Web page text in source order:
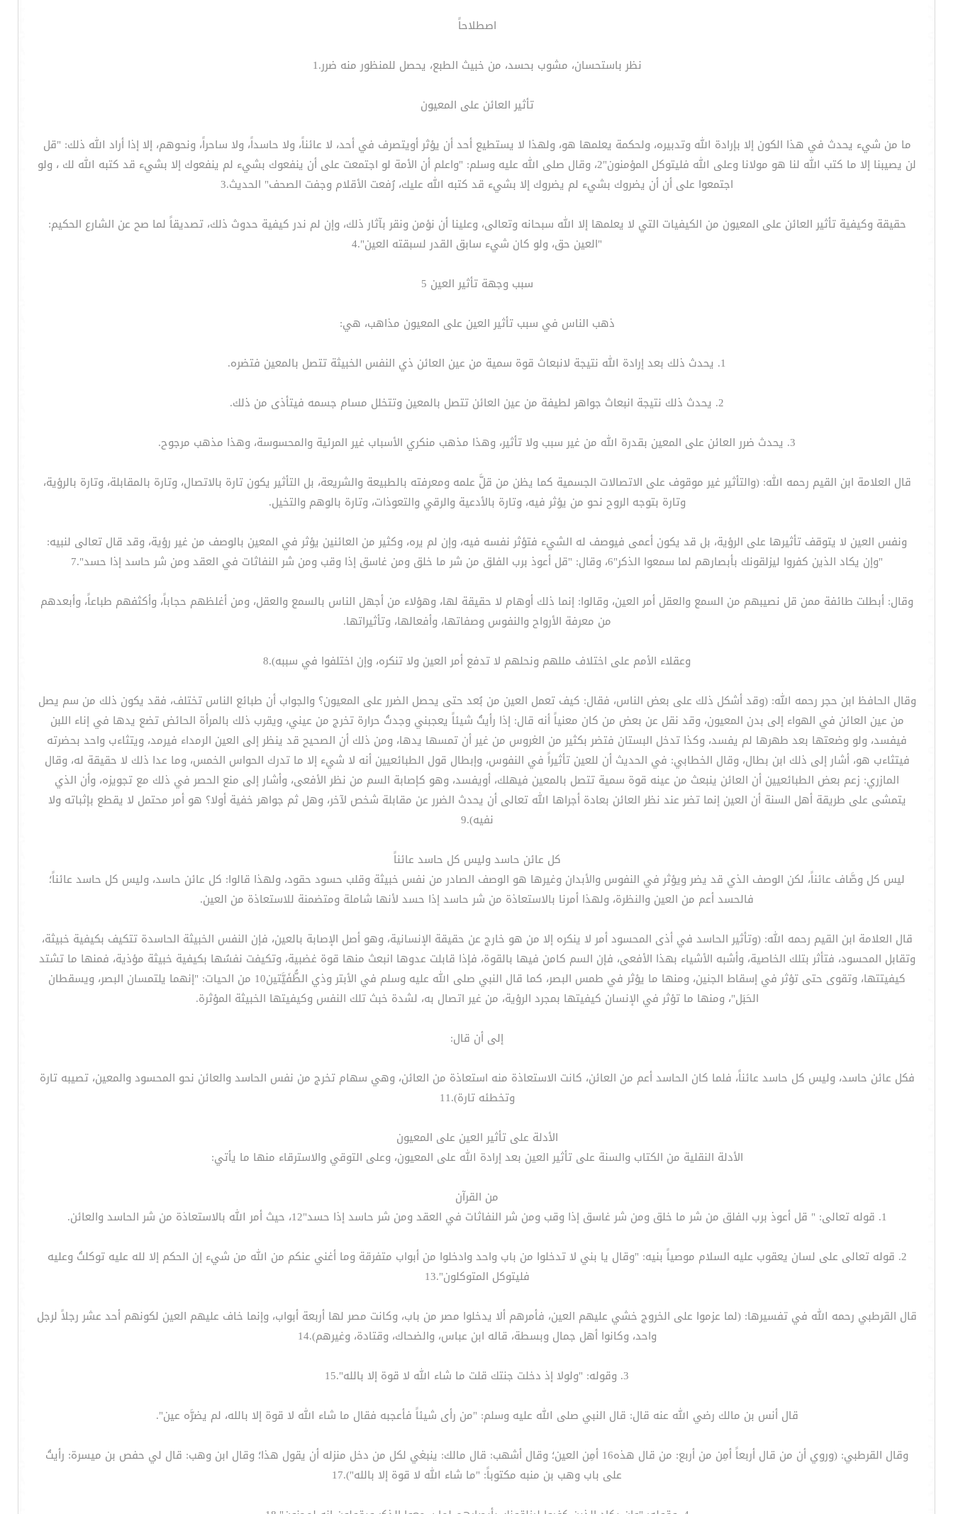
اصطلاحاً
نظر باستحسان، مشوب بحسد، من خبيث الطبع، يحصل للمنظور منه ضرر.1
تأثير العائن على المعيون
ما من شيء يحدث في هذا الكون إلا بإرادة الله وتدبيره، ولحكمة يعلمها هو، ولهذا لا يستطيع أحد أن يؤثر أويتصرف في أحد، لا عائناً، ولا حاسداً، ولا ساحراً، ونحوهم، إلا إذا أراد الله ذلك: "قل
لن يصيبنا إلا ما كتب الله لنا هو مولانا وعلى الله فليتوكل المؤمنون"2، وقال صلى الله عليه وسلم: "واعلم أن الأمة لو اجتمعت على أن ينفعوك بشيء لم ينفعوك إلا بشيء قد كتبه الله لك ، ولو
اجتمعوا على أن أن يضروك بشيء لم يضروك إلا بشيء قد كتبه الله عليك، رُفعت الأقلام وجفت الصحف" الحديث.3
حقيقة وكيفية تأثير العائن على المعيون من الكيفيات التي لا يعلمها إلا الله سبحانه وتعالى، وعلينا أن نؤمن ونقر بآثار ذلك، وإن لم ندر كيفية حدوث ذلك، تصديقاً لما صح عن الشارع الحكيم:
"العين حق، ولو كان شيء سابق القدر لسبقته العين".4
سبب وجهة تأثير العين 5
ذهب الناس في سبب تأثير العين على المعيون مذاهب، هي:
1. يحدث ذلك بعد إرادة الله نتيجة لانبعاث قوة سمية من عين العائن ذي النفس الخبيثة تتصل بالمعين فتضره.
2. يحدث ذلك نتيجة انبعاث جواهر لطيفة من عين العائن تتصل بالمعين وتتخلل مسام جسمه فيتأذى من ذلك.
3. يحدث ضرر العائن على المعين بقدرة الله من غير سبب ولا تأثير، وهذا مذهب منكري الأسباب غير المرئية والمحسوسة، وهذا مذهب مرجوح.
قال العلامة ابن القيم رحمه الله: (والتأثير غير موقوف على الاتصالات الجسمية كما يظن من قلَّ علمه ومعرفته بالطبيعة والشريعة، بل التأثير يكون تارة بالاتصال، وتارة بالمقابلة، وتارة بالرؤية،
وتارة بتوجه الروح نحو من يؤثر فيه، وتارة بالأدعية والرقي والتعوذات، وتارة بالوهم والتخيل.
ونفس العين لا يتوقف تأثيرها على الرؤية، بل قد يكون أعمى فيوصف له الشيء فتؤثر نفسه فيه، وإن لم يره، وكثير من العائنين يؤثر في المعين بالوصف من غير رؤية، وقد قال تعالى لنبيه:
"وإن يكاد الذين كفروا ليزلقونك بأبصارهم لما سمعوا الذكر"6، وقال: "قل أعوذ برب الفلق من شر ما خلق ومن غاسق إذا وقب ومن شر النفاثات في العقد ومن شر حاسد إذا حسد".7
وقال: أبطلت طائفة ممن قل نصيبهم من السمع والعقل أمر العين، وقالوا: إنما ذلك أوهام لا حقيقة لها، وهؤلاء من أجهل الناس بالسمع والعقل، ومن أغلظهم حجاباً، وأكثفهم طباعاً، وأبعدهم
من معرفة الأرواح والنفوس وصفاتها، وأفعالها، وتأثيراتها.
وعقلاء الأمم على اختلاف مللهم ونحلهم لا تدفع أمر العين ولا تنكره، وإن اختلفوا في سببه).8
وقال الحافظ ابن حجر رحمه الله: (وقد أشكل ذلك على بعض الناس، فقال: كيف تعمل العين من بُعد حتى يحصل الضرر على المعيون؟ والجواب أن طبائع الناس تختلف، فقد يكون ذلك من سم يصل
من عين العائن في الهواء إلى بدن المعيون، وقد نقل عن بعض من كان معنياً أنه قال: إذا رأيتُ شيئاً يعجبني وجدتُ حرارة تخرج من عيني، ويقرب ذلك بالمرأة الحائض تضع يدها في إناء اللبن
فيفسد، ولو وضعتها بعد طهرها لم يفسد، وكذا تدخل البستان فتضر بكثير من الغروس من غير أن تمسها يدها، ومن ذلك أن الصحيح قد ينظر إلى العين الرمداء فيرمد، ويتثاءب واحد بحضرته
فيتثاءب هو، أشار إلى ذلك ابن بطال، وقال الخطابي: في الحديث أن للعين تأثيراً في النفوس، وإبطال قول الطبائعيين أنه لا شيء إلا ما تدرك الحواس الخمس، وما عدا ذلك لا حقيقة له، وقال
المازري: زعم بعض الطبائعيين أن العائن ينبعث من عينه قوة سمية تتصل بالمعين فيهلك، أويفسد، وهو كإصابة السم من نظر الأفعى، وأشار إلى منع الحصر في ذلك مع تجويزه، وأن الذي
يتمشى على طريقة أهل السنة أن العين إنما تضر عند نظر العائن بعادة أجراها الله تعالى أن يحدث الضرر عن مقابلة شخص لآخر، وهل ثم جواهر خفية أولا؟ هو أمر محتمل لا يقطع بإثباته ولا
نفيه).9
كل عائن حاسد وليس كل حاسد عائناً
ليس كل وصَّاف عائناً، لكن الوصف الذي قد يضر ويؤثر في النفوس والأبدان وغيرها هو الوصف الصادر من نفس خبيثة وقلب حسود حقود، ولهذا قالوا: كل عائن حاسد، وليس كل حاسد عائناً؛
فالحسد أعم من العين والنظرة، ولهذا أمرنا بالاستعاذة من شر حاسد إذا حسد لأنها شاملة ومتضمنة للاستعاذة من العين.
قال العلامة ابن القيم رحمه الله: (وتأثير الحاسد في أذى المحسود أمر لا ينكره إلا من هو خارج عن حقيقة الإنسانية، وهو أصل الإصابة بالعين، فإن النفس الخبيثة الحاسدة تتكيف بكيفية خبيثة،
وتقابل المحسود، فتأثر بتلك الخاصية، وأشبه الأشياء بهذا الأفعى، فإن السم كامن فيها بالقوة، فإذا قابلت عدوها انبعث منها قوة غضبية، وتكيفت نفسُها بكيفية خبيثة مؤذية، فمنها ما تشتد
كيفيتتها، وتقوى حتى تؤثر في إسقاط الجنين، ومنها ما يؤثر في طمس البصر، كما قال النبي صلى الله عليه وسلم في الأبتر وذي الطُّفَيَّتين10 من الحيات: "إنهما يلتمسان البصر، ويسقطان
الحَبَل"، ومنها ما تؤثر في الإنسان كيفيتها بمجرد الرؤية، من غير اتصال به، لشدة خبث تلك النفس وكيفيتها الخبيثة المؤثرة.
إلى أن قال:
فكل عائن حاسد، وليس كل حاسد عائناً، فلما كان الحاسد أعم من العائن، كانت الاستعاذة منه استعاذة من العائن، وهي سهام تخرج من نفس الحاسد والعائن نحو المحسود والمعين، تصيبه تارة
وتخطئه تارة).11
الأدلة على تأثير العين على المعيون
الأدلة النقلية من الكتاب والسنة على تأثير العين بعد إرادة الله على المعيون، وعلى التوقي والاسترقاء منها ما يأتي:
من القرآن
1. قوله تعالى: " قل أعوذ برب الفلق من شر ما خلق ومن شر غاسق إذا وقب ومن شر النفاثات في العقد ومن شر حاسد إذا حسد"12، حيث أمر الله بالاستعاذة من شر الحاسد والعائن.
2. قوله تعالى على لسان يعقوب عليه السلام موصياً بنيه: "وقال يا بني لا تدخلوا من باب واحد وادخلوا من أبواب متفرقة وما أغني عنكم من الله من شيء إن الحكم إلا لله عليه توكلتُ وعليه
فليتوكل المتوكلون".13
قال القرطبي رحمه الله في تفسيرها: (لما عزموا على الخروج خشي عليهم العين، فأمرهم ألا يدخلوا مصر من باب، وكانت مصر لها أربعة أبواب، وإنما خاف عليهم العين لكونهم أحد عشر رجلاً لرجل
واحد، وكانوا أهل جمال وبسطة، قاله ابن عباس، والضحاك، وقتادة، وغيرهم).14
3. وقوله: "ولولا إذ دخلت جنتك قلت ما شاء الله لا قوة إلا بالله".15
قال أنس بن مالك رضي الله عنه قال: قال النبي صلى الله عليه وسلم: "من رأى شيئاً فأعجبه فقال ما شاء الله لا قوة إلا بالله، لم يضرَّه عين".
وقال القرطبي: (وروي أن من قال أربعاً أمِن من أربع: من قال هذه16 أمِن العين؛ وقال أشهب: قال مالك: ينبغي لكل من دخل منزله أن يقول هذا؛ وقال ابن وهب: قال لي حفص بن ميسرة: رأيتُ
على باب وهب بن منبه مكتوباً: "ما شاء الله لا قوة إلا بالله").17